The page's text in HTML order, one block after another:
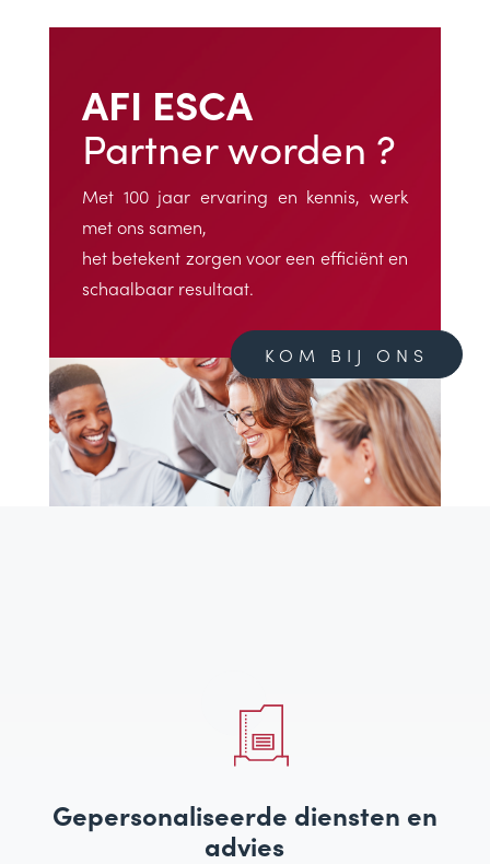
AFI ESCA
Partner worden ?
Met 100 jaar ervaring en kennis, werk
met ons samen,
het betekent zorgen voor een efficiënt en
schaalbaar resultaat.
KOM BIJ ONS
Gepersonaliseerde diensten en
advies